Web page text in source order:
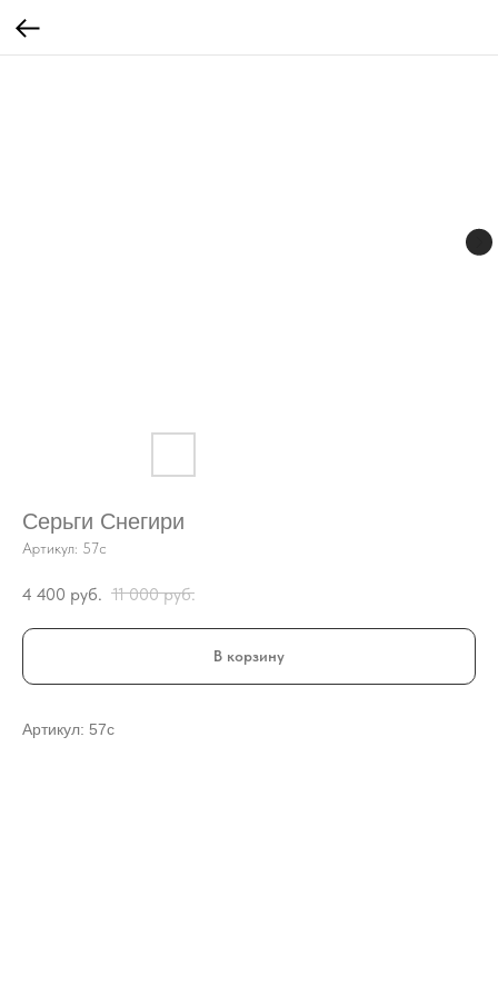
Серьги Снегири
Артикул: 57с
4 400 руб. 11 000 руб.
В корзину
Артикул: 57с